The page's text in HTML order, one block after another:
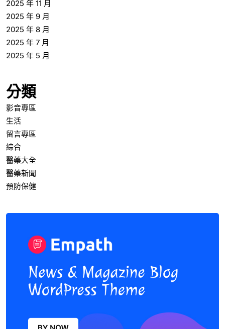
2025 年 11 月
2025 年 9 月
2025 年 8 月
2025 年 7 月
2025 年 5 月
分類
影音專區
生活
留言專區
綜合
醫藥大全
醫藥新聞
預防保健